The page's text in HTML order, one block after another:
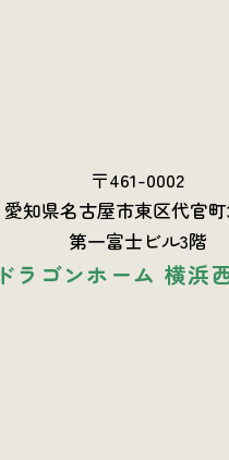
〒461-0002
愛知県名古屋市東区代官町
第一富士ビル3階
ドラゴンホーム 横浜